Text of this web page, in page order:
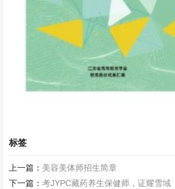
标签
上一篇： 美容美体师招生简章
下一篇：考JYPC藏药养生保健师，证耀雪域